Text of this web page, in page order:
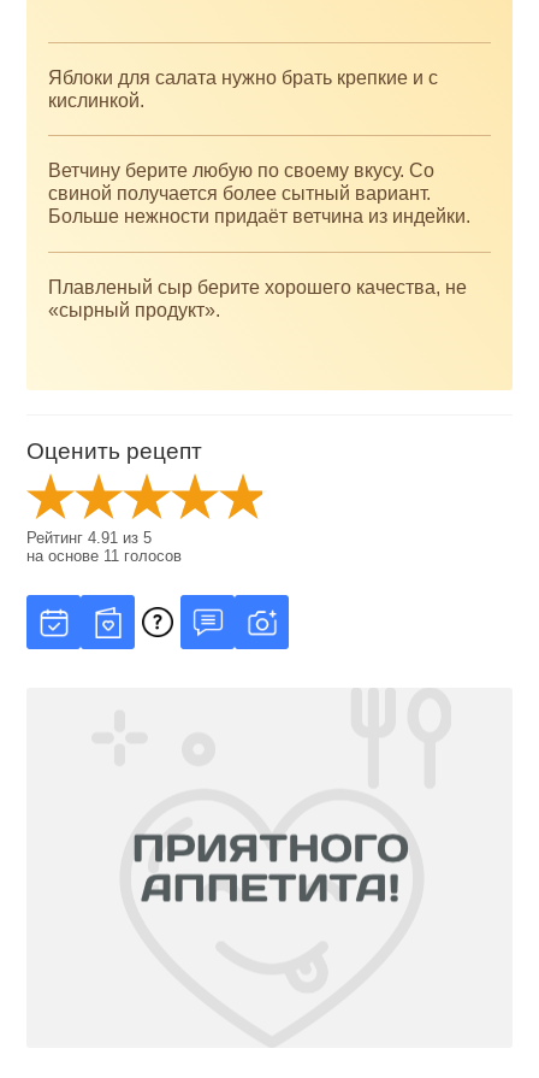
Яблоки для салата нужно брать крепкие и с
кислинкой.
Ветчину берите любую по своему вкусу. Со
свиной получается более сытный вариант.
Больше нежности придаёт ветчина из индейки.
Плавленый сыр берите хорошего качества, не
«сырный продукт».
Оценить рецепт
Рейтинг4.91 из5
на основе 11 голосов